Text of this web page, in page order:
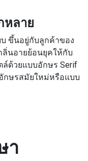
หลาย
ขึ้นอยู่กับลูกค้าของ
นอายย้อนยุคให้กับ
ด้วยแบบอักษร Serif
กษรสมัยใหม่หรือแบบ
า